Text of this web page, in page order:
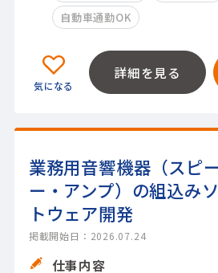
自動車通勤OK
詳細を見る
業務用音響機器（スピ
ー・アンプ）の組込み
トウェア開発
掲載開始日：2026.07.24
仕事内容